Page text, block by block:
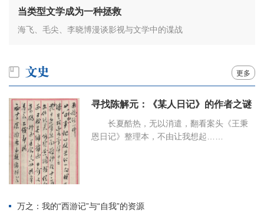
当类型文学成为一种拯救
海飞、毛尖、李晓博漫谈影视与文学中的谍战
更多
寻找陈解元：《某人日记》的作者之谜
长夏酷热，无以消遣，翻看案头《王秉
恩日记》整理本，不由让我想起……
万之：我的“西游记”与“自我”的资源